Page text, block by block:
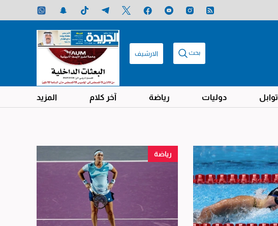
بحث الارشيف
توابل دوليات رياضة آخر كلام المزيد
رياضة